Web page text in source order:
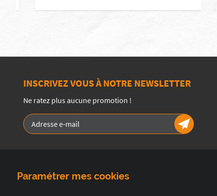
INSCRIVEZ VOUS À NOTRE NEWSLETTER
Ne ratez plus aucune promotion !
Paramétrer mes cookies